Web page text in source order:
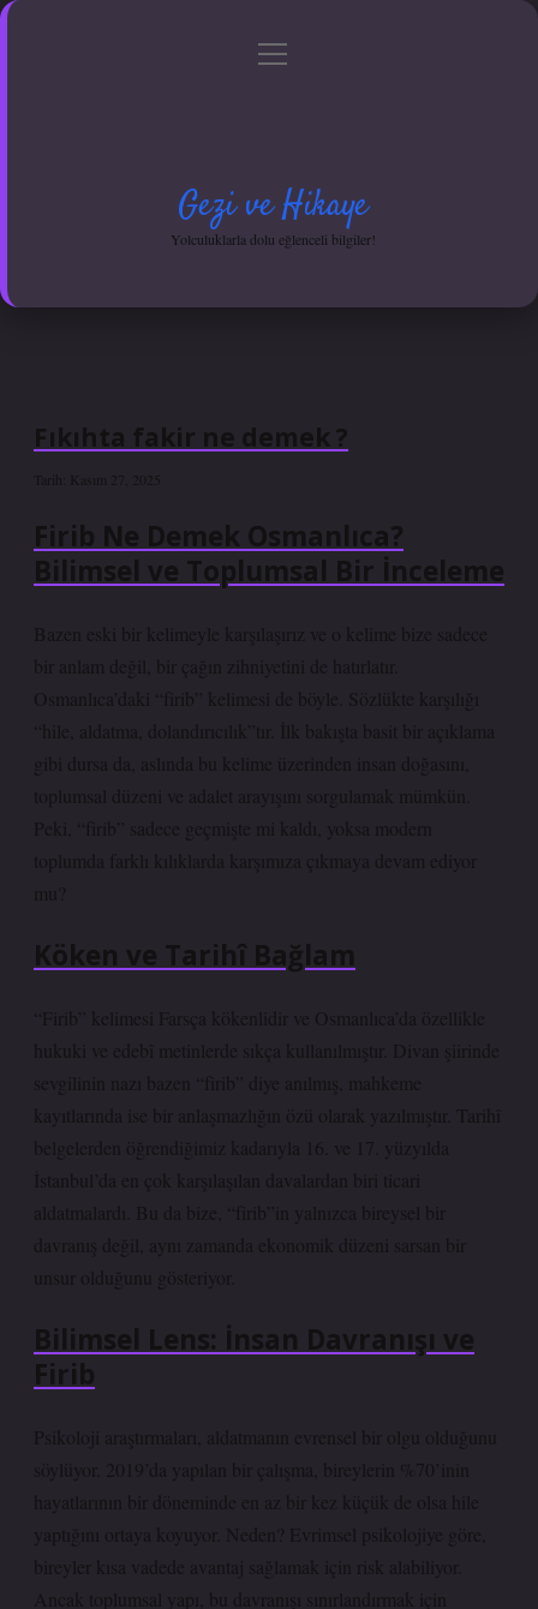
Gizlilik Politikası
menüyü
Gezi ve Hikaye
Yolculuklarla dolu eğlenceli bilgiler!
Fıkıhta fakir ne demek ?
Tarih: Kasım 27, 2025
Firib Ne Demek Osmanlıca?
Bilimsel ve Toplumsal Bir İnceleme
Bazen eski bir kelimeyle karşılaşırız ve o kelime bize sadece
bir anlam değil, bir çağın zihniyetini de hatırlatır.
Osmanlıca’daki “firib” kelimesi de böyle. Sözlükte karşılığı
“hile, aldatma, dolandırıcılık”tır. İlk bakışta basit bir açıklama
gibi dursa da, aslında bu kelime üzerinden insan doğasını,
toplumsal düzeni ve adalet arayışını sorgulamak mümkün.
Peki, “firib” sadece geçmişte mi kaldı, yoksa modern
toplumda farklı kılıklarda karşımıza çıkmaya devam ediyor
mu?
Köken ve Tarihî Bağlam
“Firib” kelimesi Farsça kökenlidir ve Osmanlıca’da özellikle
hukuki ve edebî metinlerde sıkça kullanılmıştır. Divan şiirinde
sevgilinin nazı bazen “firib” diye anılmış, mahkeme
kayıtlarında ise bir anlaşmazlığın özü olarak yazılmıştır. Tarihî
belgelerden öğrendiğimiz kadarıyla 16. ve 17. yüzyılda
İstanbul’da en çok karşılaşılan davalardan biri ticari
aldatmalardı. Bu da bize, “firib”in yalnızca bireysel bir
davranış değil, aynı zamanda ekonomik düzeni sarsan bir
unsur olduğunu gösteriyor.
Bilimsel Lens: İnsan Davranışı ve
Firib
Psikoloji araştırmaları, aldatmanın evrensel bir olgu olduğunu
söylüyor. 2019’da yapılan bir çalışma, bireylerin %70’inin
hayatlarının bir döneminde en az bir kez küçük de olsa hile
yaptığını ortaya koyuyor. Neden? Evrimsel psikolojiye göre,
bireyler kısa vadede avantaj sağlamak için risk alabiliyor.
Ancak toplumsal yapı, bu davranışı sınırlandırmak için